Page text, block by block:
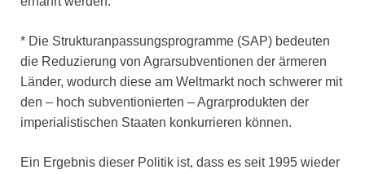
* Die Strukturanpassungsprogramme (SAP) bedeuten
die Reduzierung von Agrarsubventionen der ärmeren
Länder, wodurch diese am Weltmarkt noch schwerer mit
den – hoch subventionierten – Agrarprodukten der
imperialistischen Staaten konkurrieren können.
Ein Ergebnis dieser Politik ist, dass es seit 1995 wieder